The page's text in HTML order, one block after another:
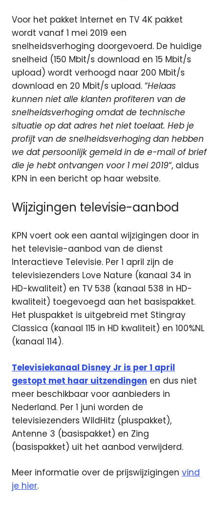
Voor het pakket Internet en TV 4K pakket
wordt vanaf 1 mei 2019 een
snelheidsverhoging doorgevoerd. De huidige
snelheid (150 Mbit/s download en 15 Mbit/s
upload) wordt verhoogd naar 200 Mbit/s
download en 20 Mbit/s upload. “Helaas
kunnen niet alle klanten profiteren van de
snelheidsverhoging omdat de technische
situatie op dat adres het niet toelaat. Heb je
profijt van de snelheidsverhoging dan hebben
we dat persoonlijk gemeld in de e-mail of brief
die je hebt ontvangen voor 1 mei 2019“, aldus
KPN in een bericht op haar website.
Wijzigingen televisie-aanbod
KPN voert ook een aantal wijzigingen door in
het televisie-aanbod van de dienst
Interactieve Televisie. Per 1 april zijn de
televisiezenders Love Nature (kanaal 34 in
HD-kwaliteit) en TV 538 (kanaal 538 in HD-
kwaliteit) toegevoegd aan het basispakket.
Het pluspakket is uitgebreid met Stingray
Classica (kanaal 115 in HD kwaliteit) en 100%NL
(kanaal 114).
Televisiekanaal Disney Jr is per 1 april
gestopt met haar uitzendingen en dus niet
meer beschikbaar voor aanbieders in
Nederland. Per 1 juni worden de
televisiezenders WildHitz (pluspakket),
Antenne 3 (basispakket) en Zing
(basispakket) uit het aanbod verwijderd.
Meer informatie over de prijswijzigingen vind
je hier.